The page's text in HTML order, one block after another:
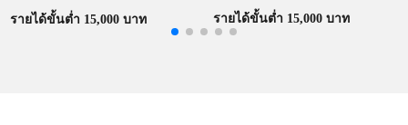
รายได้ขั้นต่ำ 15,000 บาท รายได้ขั้นต่ำ 15,000 บาท